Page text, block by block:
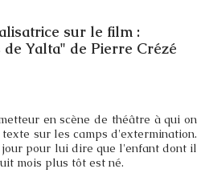
sur le film :
Yalta" de Pierre Crézé
en scène de théâtre à qui on
texte sur les camps d'extermination.
pour lui dire que l'enfant dont il
mois plus tôt est né.